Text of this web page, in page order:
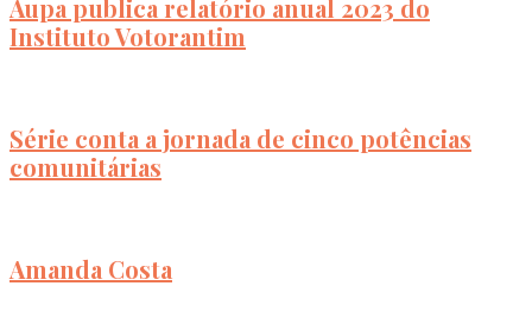
Aupa publica relatório anual 2023 do
Instituto Votorantim
Série conta a jornada de cinco potências
comunitárias
Amanda Costa